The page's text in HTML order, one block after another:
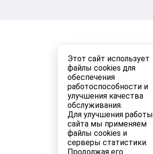
Этот сайт использует
файлы cookies для
обеспечения
работоспособности и
улучшения качества
обслуживания.
Для улучшения работы
сайта мы применяем
файлы cookies и
серверы статистики.
Продолжая его